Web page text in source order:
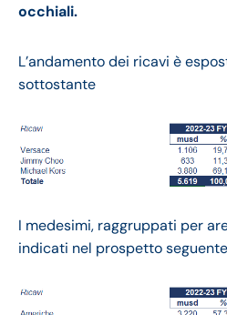
occhiali.
L’andamento dei ricavi è
sottostante
I medesimi, raggruppati per
indicati nel prospetto